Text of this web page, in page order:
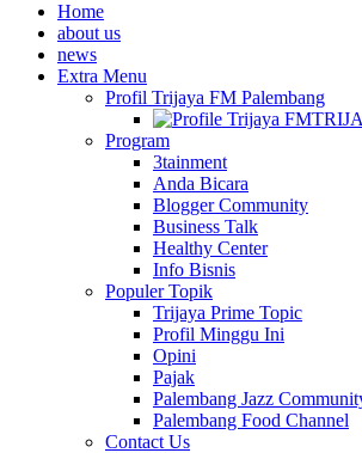
Home
about us
news
Extra Menu
Profil Trijaya FM Palembang
Program
3tainment
Anda Bicara
Blogger Community
Business Talk
Healthy Center
Info Bisnis
Populer Topik
Trijaya Prime Topic
Profil Minggu Ini
Opini
Pajak
Palembang Jazz
Palembang Food Channel
Contact Us